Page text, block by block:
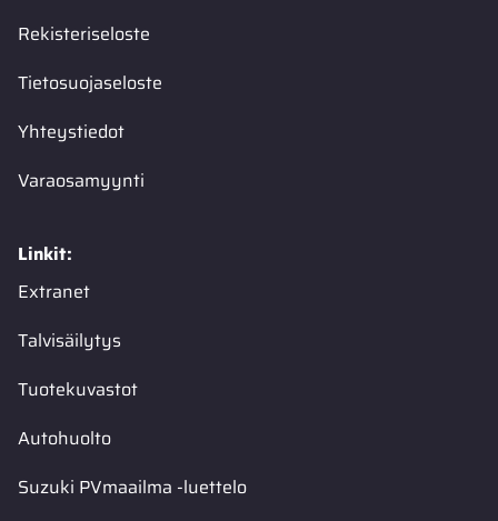
Rekisteriseloste
Tietosuojaseloste
Yhteystiedot
Varaosamyynti
Linkit:
Extranet
Talvisäilytys
Tuotekuvastot
Autohuolto
Suzuki PVmaailma -luettelo